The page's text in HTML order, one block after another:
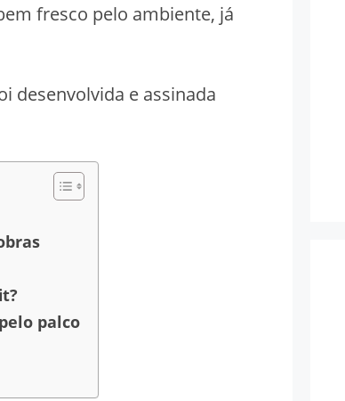
fresco pelo ambiente, já
desenvolvida e assinada
palco